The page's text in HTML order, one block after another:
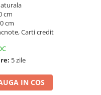
cm
cm
Carti credit
5 zile
IN COS